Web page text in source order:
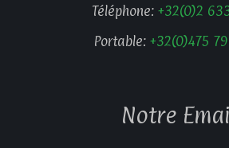
Téléphone: +32(0)2
Portable: +32(0)475
Notre